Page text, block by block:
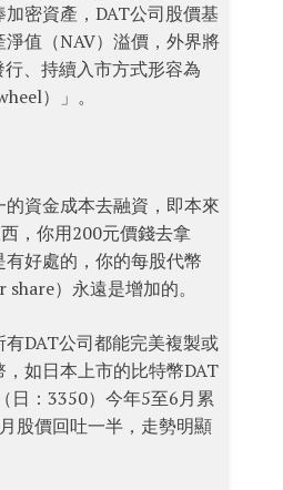
密資產，DAT公司股價基
淨值（NAV）溢價，外界將
、持續入市方式形容為
）」。
的資金成本去融資，即本來
，你用200元價錢去拿
好處的，你的每股代幣
share）永遠是增加的。
有DAT公司都能完美複製或
，如日本上市的比特幣DAT
日：3350）今年5至6月累
股價回吐一半，走勢明顯